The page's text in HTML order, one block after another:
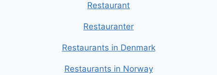
Restaurant
Restauranter
Restaurants in Denmark
Restaurants in Norway